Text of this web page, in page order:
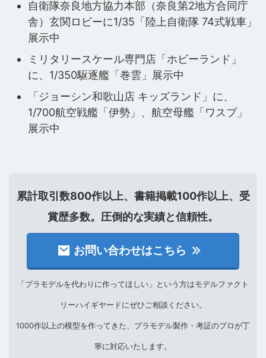
自衛隊奈良地方協力本部（奈良第2地方合同庁
舎）玄関ロビーに1/35「陸上自衛隊 74式戦車」
展示中
ミリタリースケール専門店「ホビーランド」
に、1/350駆逐艦「巻雲」展示中
「ジョーシン和歌山店 キッズランド」に、
1/700航空戦艦「伊勢」、航空母艦「ワスプ」
展示中
累計取引数800作以上、書籍掲載100作以上、受
賞歴多数。圧倒的な実績と信頼性。
お問い合わせはこちら
「プラモデルを代わりに作ってほしい」という方はモデルファクト
リーハイギヤードにぜひご相談ください。
1000作以上の模型を作ってきた、プラモデル製作・考証のプロが丁
寧に対応いたします。